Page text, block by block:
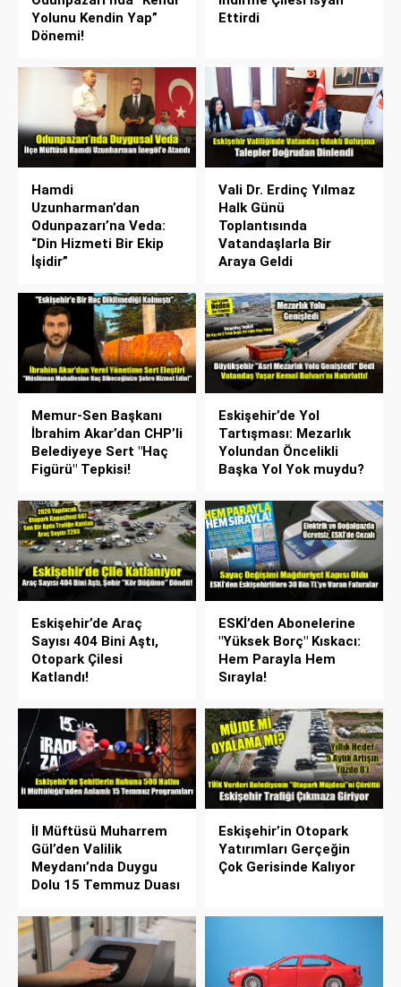
Yolunu Kendin Yap”
Dönemi!
Ettirdi
Hamdi
Uzunharman’dan
Odunpazarı’na Veda:
“Din Hizmeti Bir Ekip
İşidir”
Vali Dr. Erdinç Yılmaz
Halk Günü
Toplantısında
Vatandaşlarla Bir
Araya Geldi
Memur-Sen Başkanı
İbrahim Akar’dan CHP’li
Belediyeye Sert "Haç
Figürü" Tepkisi!
Eskişehir’de Yol
Tartışması: Mezarlık
Yolundan Öncelikli
Başka Yol Yok muydu?
Eskişehir’de Araç
Sayısı 404 Bini Aştı,
Otopark Çilesi
Katlandı!
ESKİ’den Abonelerine
"Yüksek Borç" Kıskacı:
Hem Parayla Hem
Sırayla!
İl Müftüsü Muharrem
Gül’den Valilik
Meydanı’nda Duygu
Dolu 15 Temmuz Duası
Eskişehir’in Otopark
Yatırımları Gerçeğin
Çok Gerisinde Kalıyor